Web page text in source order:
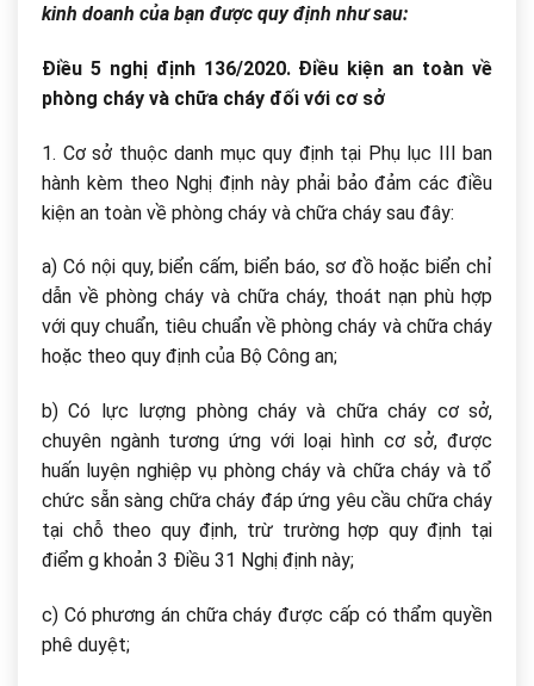
kinh doanh của bạn được quy định như sau:
Điều 5 nghị định 136/2020. Điều kiện an toàn về
phòng cháy và chữa cháy đối với cơ sở
1. Cơ sở thuộc danh mục quy định tại Phụ lục III ban
hành kèm theo Nghị định này phải bảo đảm các điều
kiện an toàn về phòng cháy và chữa cháy sau đây:
a) Có nội quy, biển cấm, biển báo, sơ đồ hoặc biển chỉ
dẫn về phòng cháy và chữa cháy, thoát nạn phù hợp
với quy chuẩn, tiêu chuẩn về phòng cháy và chữa cháy
hoặc theo quy định của Bộ Công an;
b) Có lực lượng phòng cháy và chữa cháy cơ sở,
chuyên ngành tương ứng với loại hình cơ sở, được
huấn luyện nghiệp vụ phòng cháy và chữa cháy và tổ
chức sẵn sàng chữa cháy đáp ứng yêu cầu chữa cháy
tại chỗ theo quy định, trừ trường hợp quy định tại
điểm g khoản 3 Điều 31 Nghị định này;
c) Có phương án chữa cháy được cấp có thẩm quyền
phê duyệt;